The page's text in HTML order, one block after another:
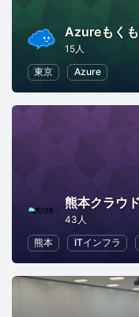
Azureもく
15人
東京
Azure
熊本クラウ
43人
熊本
ITインフラ